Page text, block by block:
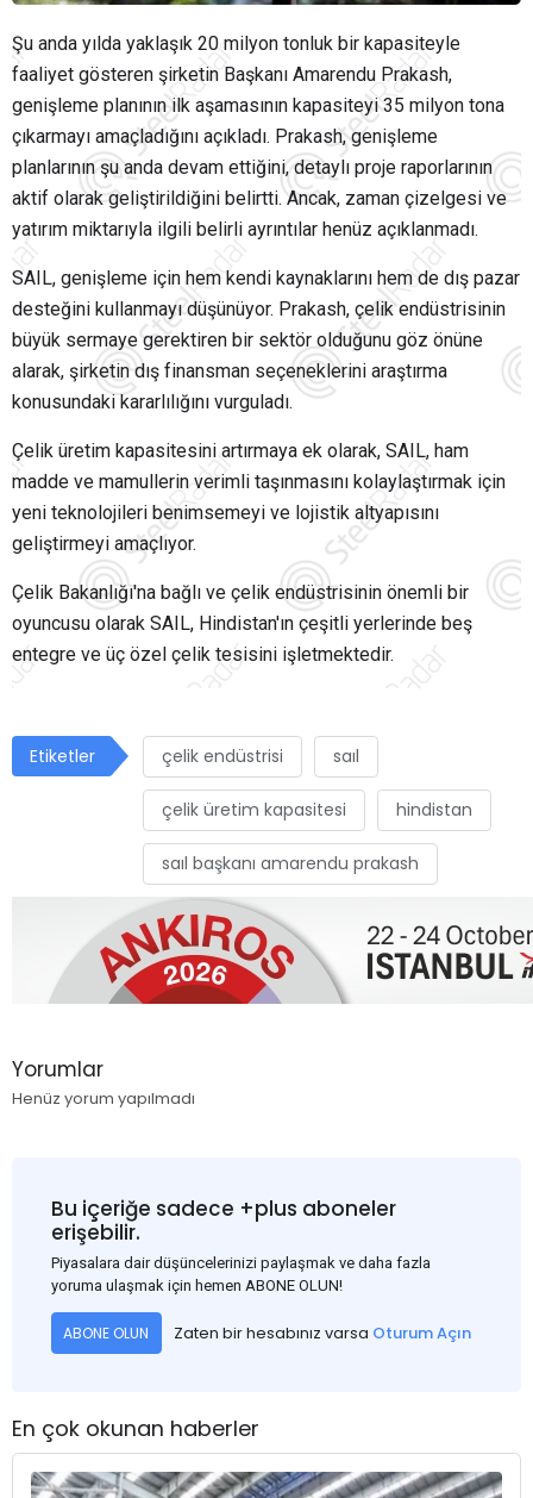
Şu anda yılda yaklaşık 20 milyon tonluk bir kapasiteyle
faaliyet gösteren şirketin Başkanı Amarendu Prakash,
genişleme planının ilk aşamasının kapasiteyi 35 milyon tona
çıkarmayı amaçladığını açıkladı. Prakash, genişleme
planlarının şu anda devam ettiğini, detaylı proje raporlarının
aktif olarak geliştirildiğini belirtti. Ancak, zaman çizelgesi ve
yatırım miktarıyla ilgili belirli ayrıntılar henüz açıklanmadı.
SAIL, genişleme için hem kendi kaynaklarını hem de dış pazar
desteğini kullanmayı düşünüyor. Prakash, çelik endüstrisinin
büyük sermaye gerektiren bir sektör olduğunu göz önüne
alarak, şirketin dış finansman seçeneklerini araştırma
konusundaki kararlılığını vurguladı.
Çelik üretim kapasitesini artırmaya ek olarak, SAIL, ham
madde ve mamullerin verimli taşınmasını kolaylaştırmak için
yeni teknolojileri benimsemeyi ve lojistik altyapısını
geliştirmeyi amaçlıyor.
Çelik Bakanlığı'na bağlı ve çelik endüstrisinin önemli bir
oyuncusu olarak SAIL, Hindistan'ın çeşitli yerlerinde beş
entegre ve üç özel çelik tesisini işletmektedir.
Etiketler çelik endüstrisi saıl
çelik üretim kapasitesi hindistan
saıl başkanı amarendu prakash
Yorumlar
Henüz yorum yapılmadı
Bu içeriğe sadece +plus aboneler
erişebilir.
Piyasalara dair düşüncelerinizi paylaşmak ve daha fazla
yoruma ulaşmak için hemen ABONE OLUN!
ABONE OLUN Zaten bir hesabınız varsa Oturum Açın
En çok okunan haberler